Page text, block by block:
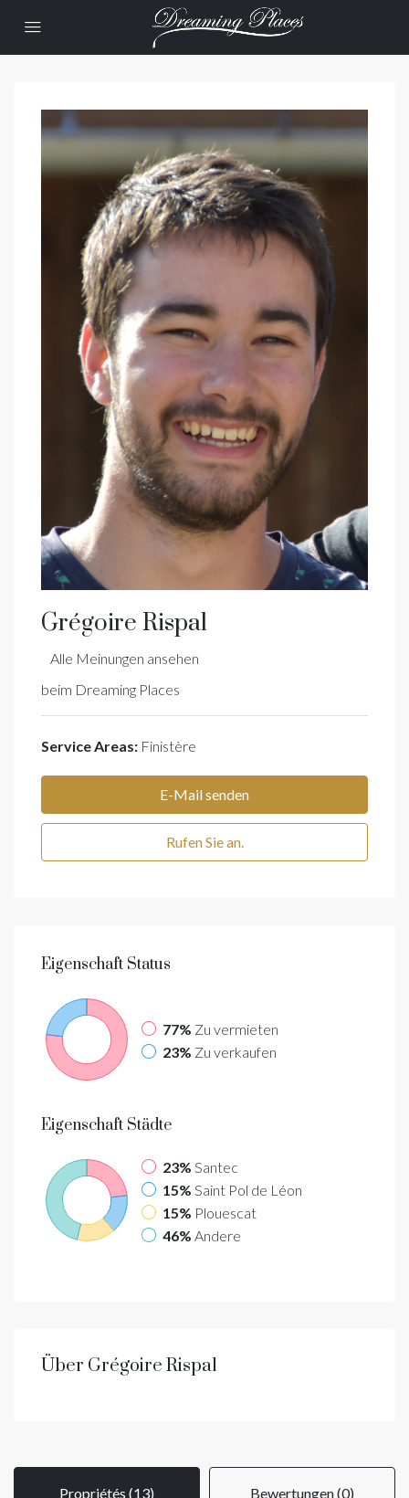
Grégoire Rispal
Alle Meinungen ansehen
beim Dreaming Places
Service Areas: Finistère
E-Mail senden
Rufen Sie an.
Eigenschaft Status
77% Zu vermieten
23% Zu verkaufen
Eigenschaft Städte
23% Santec
15% Saint Pol de Léon
15% Plouescat
46% Andere
Über Grégoire Rispal
Propriétés (13) Bewertungen (0)